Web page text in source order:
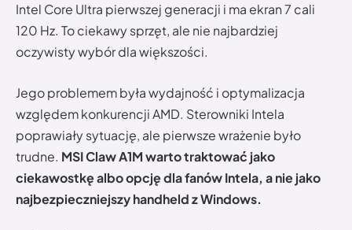
Intel Core Ultra pierwszej generacji i ma ekran 7 cali
120 Hz. To ciekawy sprzęt, ale nie najbardziej
oczywisty wybór dla większości.
Jego problemem była wydajność i optymalizacja
względem konkurencji AMD. Sterowniki Intela
poprawiały sytuację, ale pierwsze wrażenie było
trudne. MSI Claw A1M warto traktować jako
ciekawostkę albo opcję dla fanów Intela, a nie jako
najbezpieczniejszy handheld z Windows.